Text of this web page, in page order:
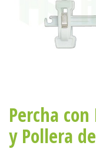
Percha
y Pollera